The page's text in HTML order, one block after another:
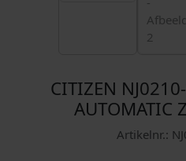
CITIZEN
AUTOMATIC
Artikelnr.: